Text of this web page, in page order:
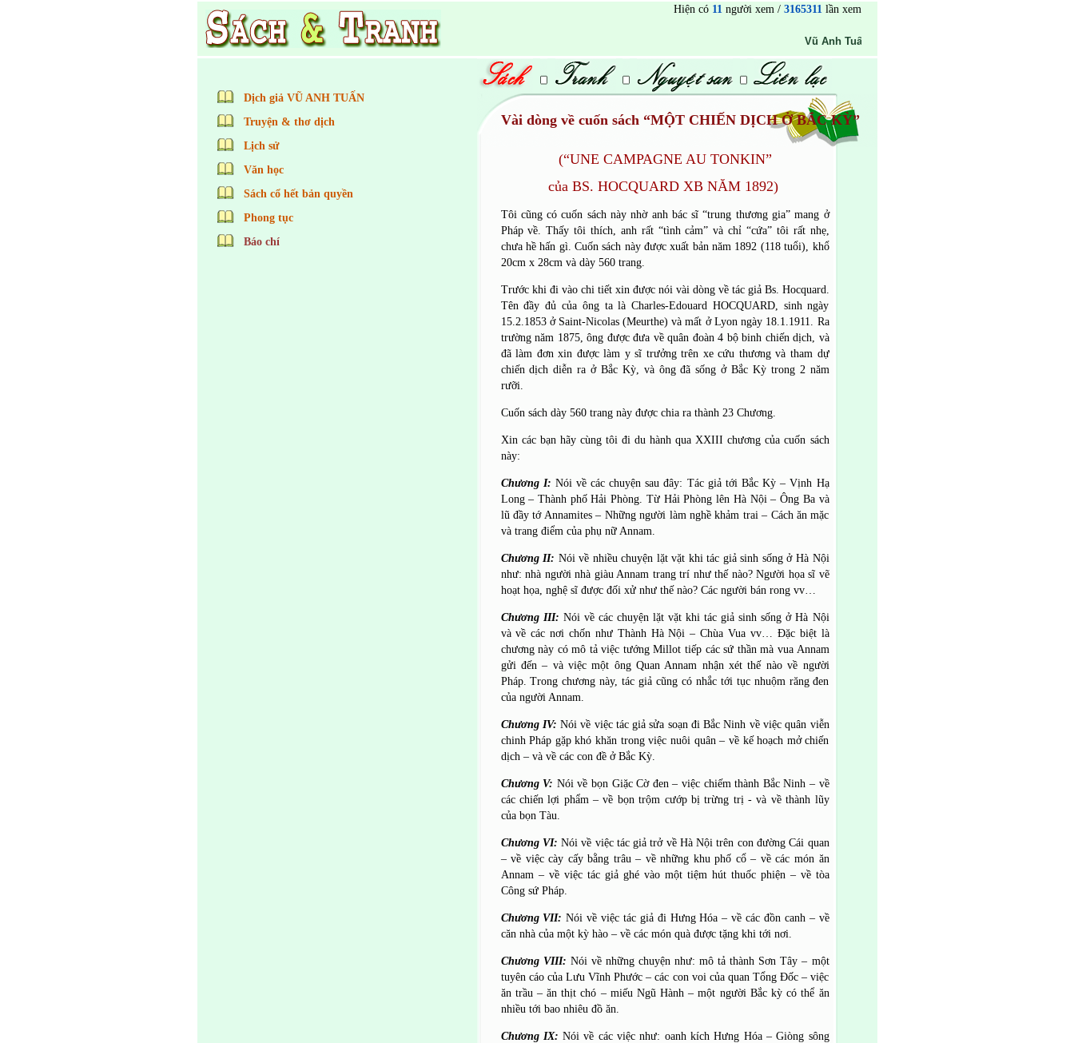
Hiện có 11người xem / 3165311lần xem
Vũ Anh Tuấn info@sachvatranh.com
Dịch giả VŨ ANH TUẤN
Truyện & thơ dịch
Lịch sử
Văn học
Sách cổ hết bản quyền
Phong tục
Báo chí
Vài dòng về cuốn sách “MỘT CHIẾN DỊCH Ở BẮC KỲ”
(“UNE CAMPAGNE AU TONKIN”
của BS. HOCQUARD XB NĂM 1892)
Tôi cũng có cuốn sách này nhờ anh bác sĩ “trung thương gia” mang ở
Pháp về. Thấy tôi thích, anh rất “tình cảm” và chỉ “cứa” tôi rất nhẹ,
chưa hề hấn gì. Cuốn sách này được xuất bản năm 1892 (118 tuổi), khổ
20cm x 28cm và dày 560 trang.
Trước khi đi vào chi tiết xin được nói vài dòng về tác giả Bs. Hocquard.
Tên đầy đủ của ông ta là Charles-Edouard HOCQUARD, sinh ngày
15.2.1853 ở Saint-Nicolas (Meurthe) và mất ở Lyon ngày 18.1.1911. Ra
trường năm 1875, ông được đưa về quân đoàn 4 bộ binh chiến dịch, và
đã làm đơn xin được làm y sĩ trưởng trên xe cứu thương và tham dự
chiến dịch diễn ra ở Bắc Kỳ, và ông đã sống ở Bắc Kỳ trong 2 năm
rưỡi.
Cuốn sách dày 560 trang này được chia ra thành 23 Chương.
Xin các bạn hãy cùng tôi đi du hành qua XXIII chương của cuốn sách
này:
Chương I: Nói về các chuyện sau đây: Tác giả tới Bắc Kỳ – Vịnh Hạ
Long – Thành phố Hải Phòng. Từ Hải Phòng lên Hà Nội – Ông Ba và
lũ đầy tớ Annamites – Những người làm nghề khảm trai – Cách ăn mặc
và trang điểm của phụ nữ Annam.
Chương II: Nói về nhiều chuyện lặt vặt khi tác giả sinh sống ở Hà Nội
như: nhà người nhà giàu Annam trang trí như thế nào? Người họa sĩ vẽ
hoạt họa, nghệ sĩ được đối xử như thế nào? Các người bán rong vv…
Chương III: Nói về các chuyện lặt vặt khi tác giả sinh sống ở Hà Nội
và về các nơi chốn như Thành Hà Nội – Chùa Vua vv… Đặc biệt là
chương này có mô tả việc tướng Millot tiếp các sứ thần mà vua Annam
gửi đến – và việc một ông Quan Annam nhận xét thế nào về người
Pháp. Trong chương này, tác giả cũng có nhắc tới tục nhuộm răng đen
của người Annam.
Chương IV:Nói về việc tác giả sửa soạn đi Bắc Ninh về việc quân viễn
chinh Pháp gặp khó khăn trong việc nuôi quân – về kế hoạch mở chiến
dịch – và về các con đề ở Bắc Kỳ.
Chương V: Nói về bọn Giặc Cờ đen – việc chiếm thành Bắc Ninh – về
các chiến lợi phẩm – về bọn trộm cướp bị trừng trị - và về thành lũy
của bọn Tàu.
Chương VI:Nói về việc tác giả trở về Hà Nội trên con đường Cái quan
– về việc cày cấy bằng trâu – về những khu phố cổ – về các món ăn
Annam – về việc tác giả ghé vào một tiệm hút thuốc phiện – về tòa
Công sứ Pháp.
Chương VII:Nói về việc tác giả đi Hưng Hóa – về các đồn canh – về
căn nhà của một kỳ hào – về các món quà được tặng khi tới nơi.
Chương VIII: Nói về những chuyện như: mô tả thành Sơn Tây – một
tuyên cáo của Lưu Vĩnh Phước – các con voi của quan Tổng Đốc – việc
ăn trầu – ăn thịt chó – miếu Ngũ Hành – một người Bắc kỳ có thể ăn
nhiều tới bao nhiêu đồ ăn.
Chương IX:Nói về các việc như: oanh kích Hưng Hóa – Giòng sông